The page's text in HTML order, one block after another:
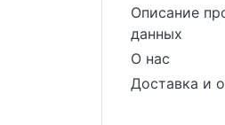
Описание
данных
О нас
Доставка и